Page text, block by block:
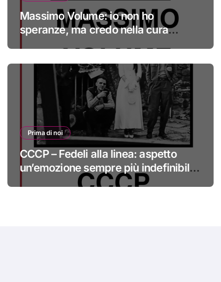
Massimo Volume: io non ho
speranze, ma credo nella cura
Prima di noi
CCCP – Fedeli alla linea: aspetto
un’emozione sempre più indefinibile
#primadinoi